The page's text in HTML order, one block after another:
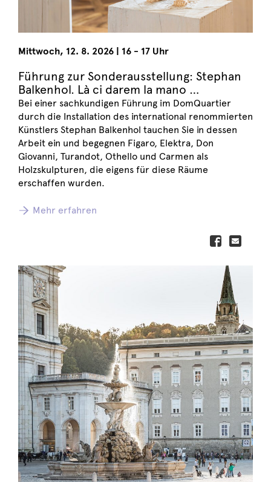
Mittwoch, 12. 8. 2026 | 16 - 17 Uhr
Führung zur Sonderausstellung: Stephan
Balkenhol. Là ci darem la mano …
Bei einer sachkundigen Führung im DomQuartier
durch die Installation des international renommierten
Künstlers Stephan Balkenhol tauchen Sie in dessen
Arbeit ein und begegnen Figaro, Elektra, Don
Giovanni, Turandot, Othello und Carmen als
Holzskulpturen, die eigens für diese Räume
erschaffen wurden.
Mehr erfahren